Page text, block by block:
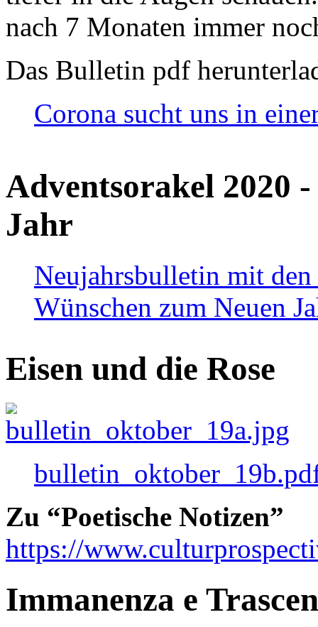
nach 7 Monaten immer
Das Bulletin pdf
Corona sucht uns in
Adventsorakel 2020
Jahr
Neujahrsbulletin mit den
Wünschen zum Neuen
Eisen und die Rose
Zu “Poetische Notizen”
https://
Immanenza e